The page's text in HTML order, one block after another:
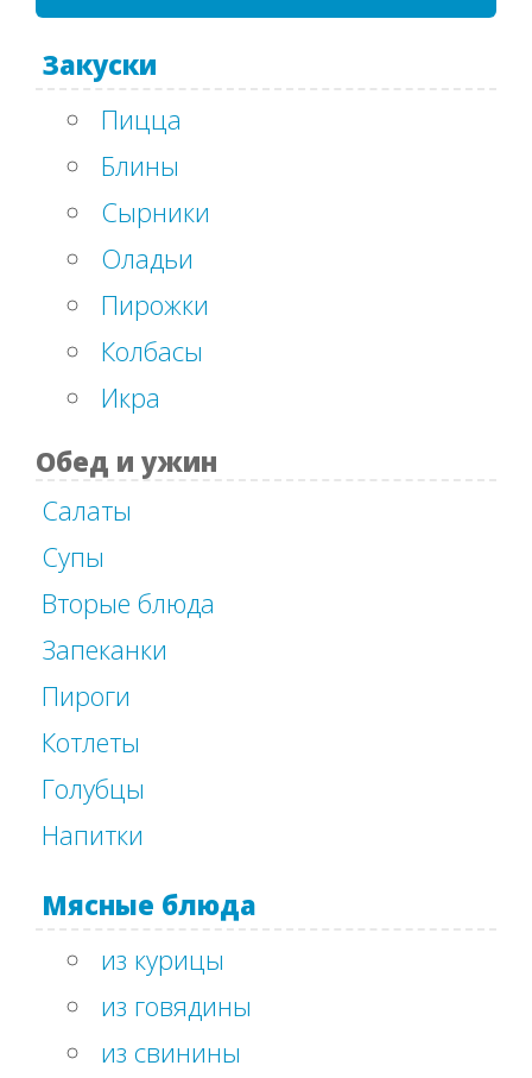
Закуски
Пицца
Блины
Сырники
Оладьи
Пирожки
Колбасы
Икра
Обед и ужин
Салаты
Супы
Вторые блюда
Запеканки
Пироги
Котлеты
Голубцы
Напитки
Мясные блюда
из курицы
из говядины
из свинины